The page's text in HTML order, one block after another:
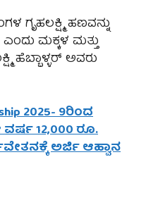
ಗೃಹಲಕ್ಷ್ಮಿ ಹಣವನ್ನು
ಮಕ್ಕಳ ಮತ್ತು
ಹೆಬ್ಬಾಳ್ಳರ್ ಅವರು
2025- 9ರಿಂದ
12,000 ರೂ.
ಅರ್ಜಿ ಆಹ್ವಾನ